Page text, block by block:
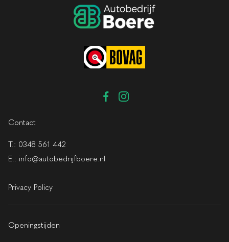
Contact
T.: 0348 561 442
E.: info@autobedrijfboere.nl
Privacy Policy
Openingstijden